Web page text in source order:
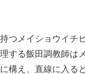
つメイショウイチ
する飯田調教師は
構え、直線に入